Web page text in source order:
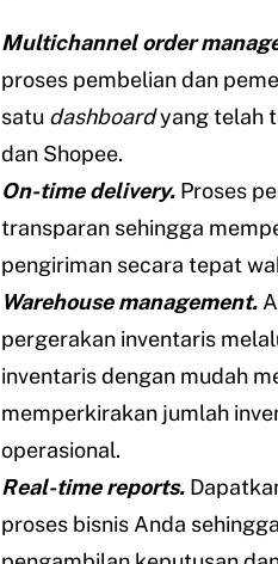
Multichannel order
proses pembelian dan
satu dashboardyang telah
dan Shopee.
On-time delivery. Proses
transparan sehingga
pengiriman secara tepat
Warehouse management.
pergerakan inventaris
inventaris dengan mudah
memperkirakan jumlah
operasional.
Real-time reports.
proses bisnis Anda